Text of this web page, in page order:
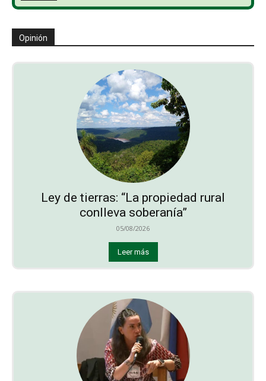
Opinión
Ley de tierras: “La propiedad rural
conlleva soberanía”
05/08/2026
Leer más